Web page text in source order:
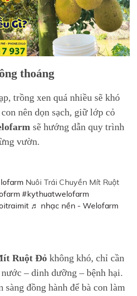
thoáng
trồng xen quá nhiều sẽ khó
nên dọn sạch, giữ lớp cỏ
sẽ hướng dẫn quy trình
vườn.
Nuôi Trái Chuyền Mít Ruột
#kythuatwelofarm
♬ nhạc nền - Welofarm
Ruột Đỏ không khó, chỉ cần
– dinh dưỡng – bệnh hại.
sàng đồng hành để bà con làm